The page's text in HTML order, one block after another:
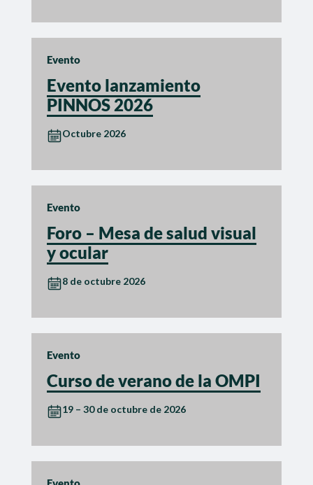
Evento
Evento lanzamiento
PINNOS 2026
Octubre 2026
Evento
Foro – Mesa de salud visual
y ocular
8 de octubre 2026
Evento
Curso de verano de la OMPI
19 – 30 de octubre de 2026